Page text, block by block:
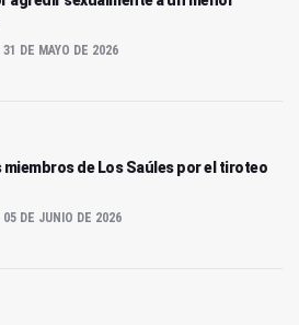
DE MAYO DE 2026
miembros de Los Saúles por el tiroteo
05 DE JUNIO DE 2026